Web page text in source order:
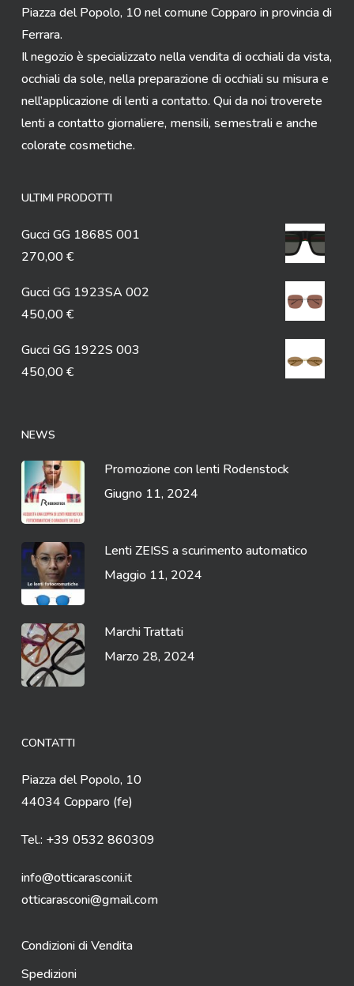
Piazza del Popolo, 10 nel comune Copparo in provincia di
Ferrara.
Il negozio è specializzato nella vendita di occhiali da vista,
occhiali da sole, nella preparazione di occhiali su misura e
nell’applicazione di lenti a contatto. Qui da noi troverete
lenti a contatto giornaliere, mensili, semestrali e anche
colorate cosmetiche.
ULTIMI PRODOTTI
Gucci GG 1868S 001
270,00€
Gucci GG 1923SA 002
450,00€
Gucci GG 1922S 003
450,00€
NEWS
Promozione con lenti Rodenstock
Giugno 11, 2024
Lenti ZEISS a scurimento automatico
Maggio 11, 2024
Marchi Trattati
Marzo 28, 2024
CONTATTI
Piazza del Popolo, 10
44034 Copparo (fe)
Tel.: +39 0532 860309
info@otticarasconi.it
otticarasconi@gmail.com
Condizioni di Vendita
Spedizioni